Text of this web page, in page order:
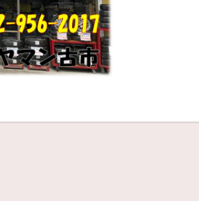
本日の作業事例は・・・